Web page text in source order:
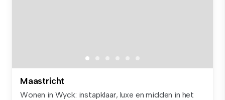
Maastricht
Wonen in Wyck: instapklaar, luxe en midden in het